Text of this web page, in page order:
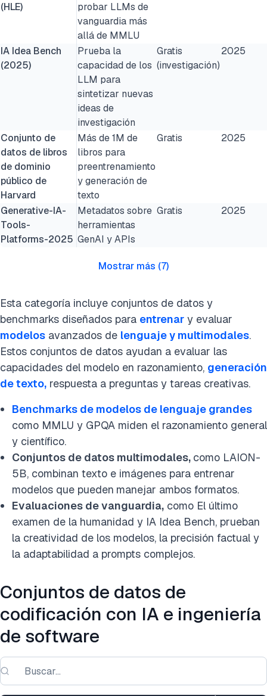
(HLE)
probar LLMs de
vanguardia más
allá de MMLU
IA Idea Bench
(2025)
Prueba la
capacidad de los
LLM para
sintetizar nuevas
ideas de
investigación
Gratis
(investigación)
2025
Conjunto de
datos de libros
de dominio
público de
Harvard
Más de 1M de
libros para
preentrenamiento
y generación de
texto
Gratis 2025
Generative-IA-
Tools-
Platforms-2025
Metadatos sobre
herramientas
GenAI y APIs
Gratis 2025
Mostrar más (7)
Esta categoría incluye conjuntos de datos y
benchmarks diseñados para entrenar y evaluar
modelos avanzados de lenguaje y multimodales.
Estos conjuntos de datos ayudan a evaluar las
capacidades del modelo en razonamiento, generación
de texto, respuesta a preguntas y tareas creativas.
Benchmarks de modelos de lenguaje grandes
como MMLU y GPQA miden el razonamiento general
y científico.
Conjuntos de datos multimodales, como LAION-
5B, combinan texto e imágenes para entrenar
modelos que pueden manejar ambos formatos.
Evaluaciones de vanguardia, como El último
examen de la humanidad y IA Idea Bench, prueban
la creatividad de los modelos, la precisión factual y
la adaptabilidad a prompts complejos.
Conjuntos de datos de
codificación con IA e ingeniería
de software